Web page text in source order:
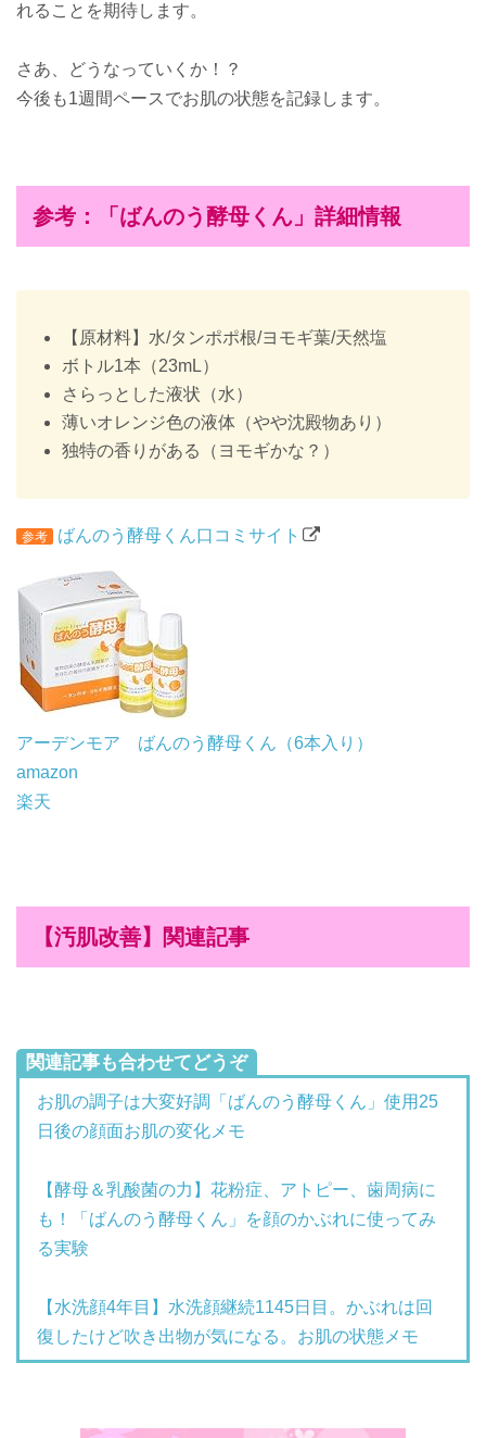
れることを期待します。
さあ、どうなっていくか！？
今後も1週間ペースでお肌の状態を記録します。
参考：「ばんのう酵母くん」詳細情報
【原材料】水/タンポポ根/ヨモギ葉/天然塩
ボトル1本（23mL）
さらっとした液状（水）
薄いオレンジ色の液体（やや沈殿物あり）
独特の香りがある（ヨモギかな？）
参考 ばんのう酵母くん口コミサイト
アーデンモア ばんのう酵母くん（6本入り）
amazon
楽天
【汚肌改善】関連記事
関連記事も合わせてどうぞ
お肌の調子は大変好調「ばんのう酵母くん」使用25
日後の顔面お肌の変化メモ
【酵母＆乳酸菌の力】花粉症、アトピー、歯周病に
も！「ばんのう酵母くん」を顔のかぶれに使ってみ
る実験
【水洗顔4年目】水洗顔継続1145日目。かぶれは回
復したけど吹き出物が気になる。お肌の状態メモ